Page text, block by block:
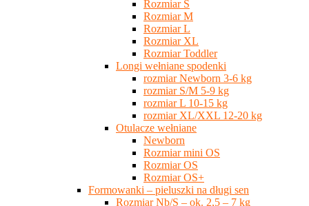
Rozmiar S
Rozmiar M
Rozmiar L
Rozmiar XL
Rozmiar Toddler
Longi wełniane spodenki
rozmiar Newborn 3-6 kg
rozmiar S/M 5-9 kg
rozmiar L 10-15 kg
rozmiar XL/XXL 12-20 kg
Otulacze wełniane
Newborn
Rozmiar mini OS
Rozmiar OS
Rozmiar OS+
Formowanki – pieluszki na długi sen
Rozmiar Nb/S – ok. 2,5 – 7 kg